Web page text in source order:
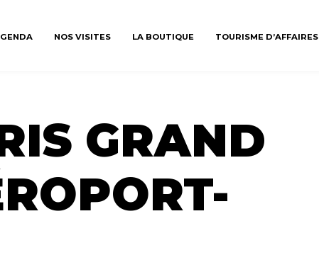
NOS VISITES LA BOUTIQUE TOURISME D’AFFAIRES
GRAND